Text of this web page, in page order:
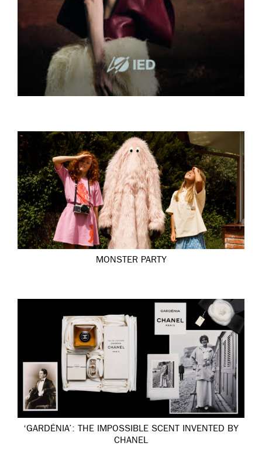
MONSTER PARTY
‘GARDÉNIA’: THE IMPOSSIBLE SCENT INVENTED BY
CHANEL